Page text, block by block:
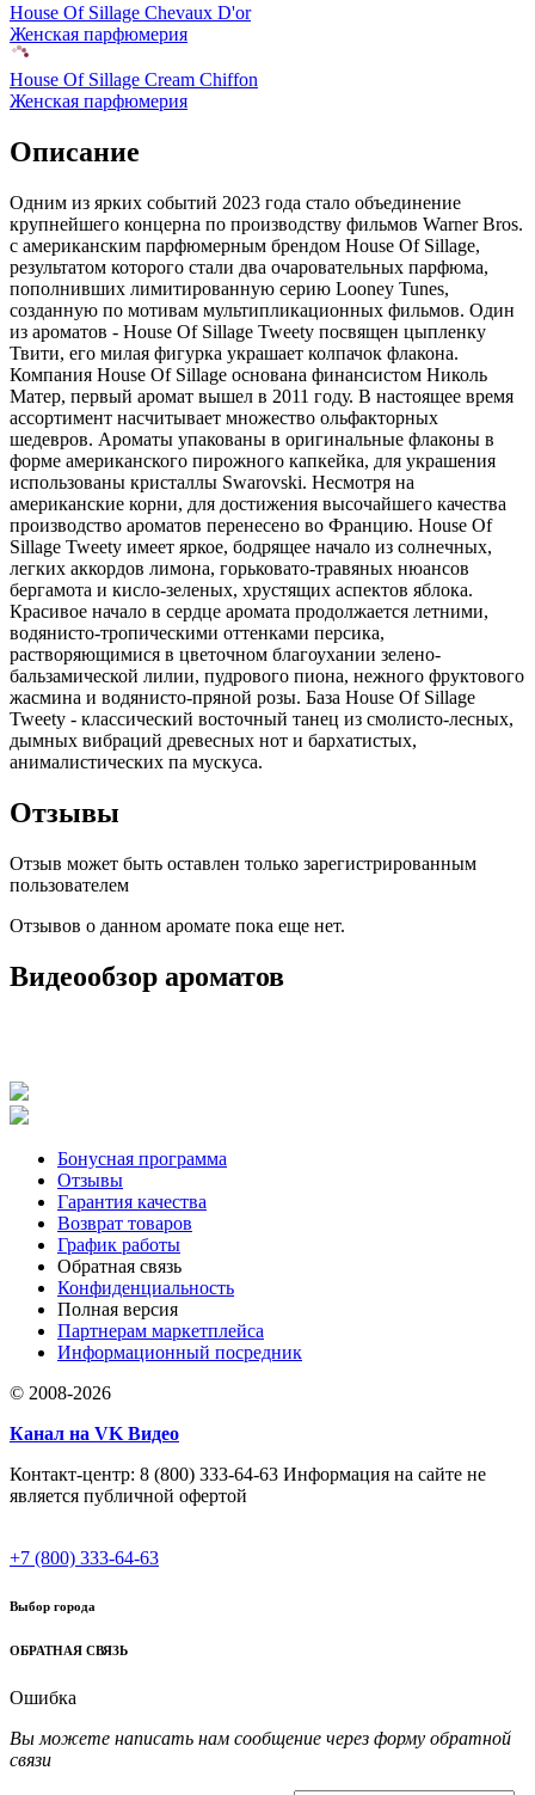
House Of Sillage Chevaux D'or
Женская парфюмерия
House Of Sillage Cream Chiffon
Женская парфюмерия
Описание
Одним из ярких событий 2023 года стало объединение
крупнейшего концерна по производству фильмов Warner Bros.
с американским парфюмерным брендом House Of Sillage,
результатом которого стали два очаровательных парфюма,
пополнивших лимитированную серию Looney Tunes,
созданную по мотивам мультипликационных фильмов. Один
из ароматов - House Of Sillage Tweety посвящен цыпленку
Твити, его милая фигурка украшает колпачок флакона.
Компания House Of Sillage основана финансистом Николь
Матер, первый аромат вышел в 2011 году. В настоящее время
ассортимент насчитывает множество ольфакторных
шедевров. Ароматы упакованы в оригинальные флаконы в
форме американского пирожного капкейка, для украшения
использованы кристаллы Swarovski. Несмотря на
американские корни, для достижения высочайшего качества
производство ароматов перенесено во Францию. House Of
Sillage Tweety имеет яркое, бодрящее начало из солнечных,
легких аккордов лимона, горьковато-травяных нюансов
бергамота и кисло-зеленых, хрустящих аспектов яблока.
Красивое начало в сердце аромата продолжается летними,
водянисто-тропическими оттенками персика,
растворяющимися в цветочном благоухании зелено-
бальзамической лилии, пудрового пиона, нежного фруктового
жасмина и водянисто-пряной розы. База House Of Sillage
Tweety - классический восточный танец из смолисто-лесных,
дымных вибраций древесных нот и бархатистых,
анималистических па мускуса.
Отзывы
Отзыв может быть оставлен только зарегистрированным
пользователем
Отзывов о данном аромате пока еще нет.
Видеообзор ароматов
Бонусная программа
Отзывы
Гарантия качества
Возврат товаров
График работы
Обратная связь
Конфиденциальность
Полная версия
Партнерам маркетплейса
Информационный посредник
© 2008-2026
Канал на VK Видео
Контакт-центр: 8 (800) 333-64-63 Информация на сайте не
является публичной офертой
+7 (800) 333-64-63
Выбор города
ОБРАТНАЯ СВЯЗЬ
Ошибка
Вы можете написать нам сообщение через форму обратной
связи